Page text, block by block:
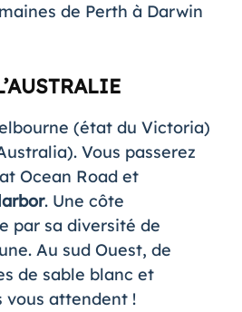
de Perth à Darwin
(état du Victoria)
Vous passerez
Ocean Roadet
. Une côte
par sa diversité de
Au sud Ouest, de
de sable blanc et
vous attendent !